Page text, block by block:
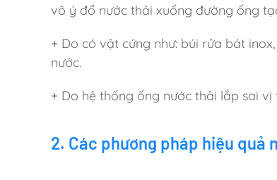
vô ý đổ nước thải xuống đường ống
+ Do có vật cứng như: búi rửa bát
nước.
+ Do hệ thống ống nước thải lắp sai
2. Các phương pháp hiệu quả